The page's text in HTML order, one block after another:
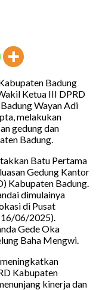
Badung
Ketua III DPRD
Wayan Adi
melakukan
gedung dan
Badung.
Batu Pertama
Gedung Kantor
Kabupaten Badung.
dimulainya
di Pusat
06/2025).
Gede Oka
Baha Mengwi.
Kabupaten
kinerja dan